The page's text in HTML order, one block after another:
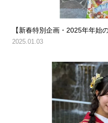
【新春特別企画・2025年年始
2025.01.03